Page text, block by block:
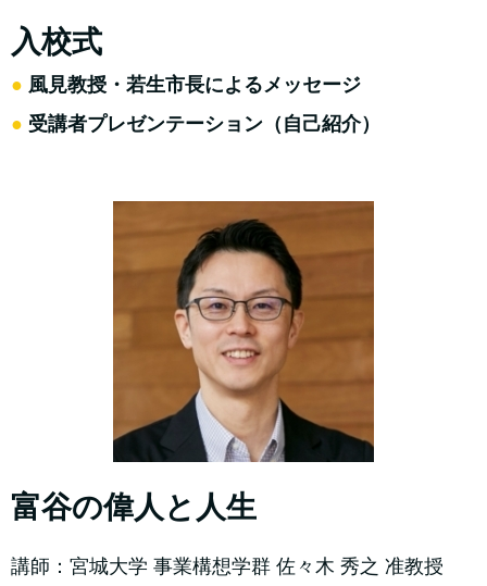
入校式
● 風見教授・若生市長によるメッセージ
● 受講者プレゼンテーション（自己紹介）
富谷の偉人と人生
講師：宮城大学 事業構想学群 佐々木 秀之 准教授